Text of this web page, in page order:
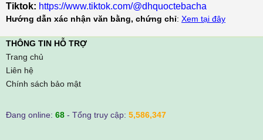
Tiktok: https://www.tiktok.com/@dhquoctebacha
Hướng dẫn xác nhận văn bằng, chứng chỉ: Xem tại đây
THÔNG TIN HỖ TRỢ
Trang chủ
Liên hệ
Chính sách bảo mật
Đang online: 68 - Tổng truy cập: 5,586,347